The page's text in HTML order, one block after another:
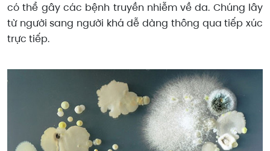
có thể gây các bệnh truyền nhiễm về da. Chúng lây
từ người sang người khá dễ dàng thông qua tiếp xúc
trực tiếp.